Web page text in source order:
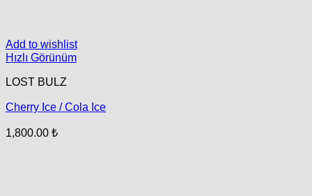
Add to wishlist
Hızlı Görünüm
LOST BULZ
Cherry Ice / Cola Ice
1,800.00 ₺